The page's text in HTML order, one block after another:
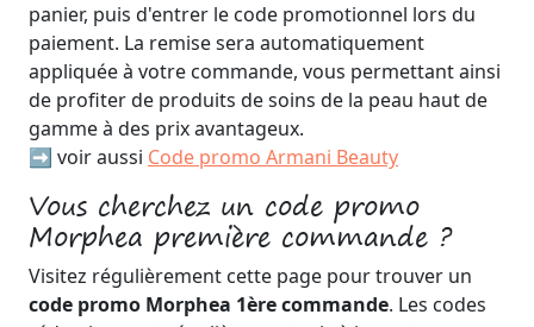
panier, puis d'entrer le code promotionnel lors du
paiement. La remise sera automatiquement
appliquée à votre commande, vous permettant ainsi
de profiter de produits de soins de la peau haut de
gamme à des prix avantageux.
➡️ voir aussi Code promo Armani Beauty
Vous cherchez un code promo
Morphea première commande ?
Visitez régulièrement cette page pour trouver un
code promo Morphea 1ère commande. Les codes